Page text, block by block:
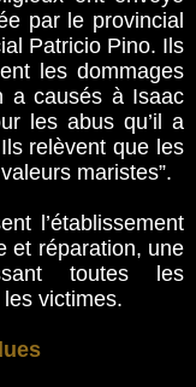
par le provincial
Patricio Pino. Ils
les dommages
a causés à Isaac
les abus qu’il a
relèvent que les
maristes”.
l’établissement
et réparation, une
toutes les
victimes.